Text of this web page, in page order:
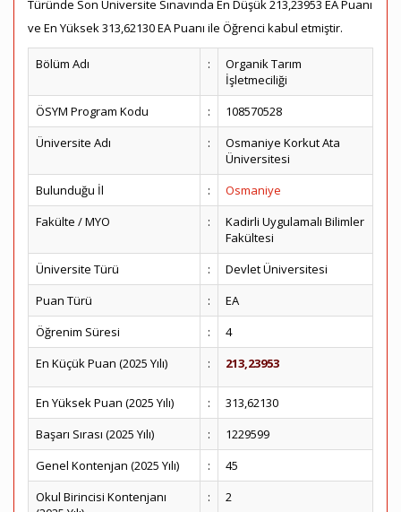
Türünde Son Üniversite Sınavında En Düşük 213,23953 EA Puanı
ve En Yüksek 313,62130 EA Puanı ile Öğrenci kabul etmiştir.
Bölüm Adı :
Organik Tarım
İşletmeciliği
ÖSYM Program Kodu
:
108570528
Üniversite Adı
:
Osmaniye Korkut Ata
Üniversitesi
Bulunduğu İl
:
Osmaniye
Fakülte / MYO
:
Kadirli Uygulamalı Bilimler
Fakültesi
Üniversite Türü
:
Devlet Üniversitesi
Puan Türü
:
EA
Öğrenim Süresi
:
4
En Küçük Puan (2025 Yılı)
: 213,23953
En Yüksek Puan (2025 Yılı) :
313,62130
Başarı Sırası (2025 Yılı)
:
1229599
Genel Kontenjan (2025 Yılı)
:
45
Okul Birincisi Kontenjanı
: 2